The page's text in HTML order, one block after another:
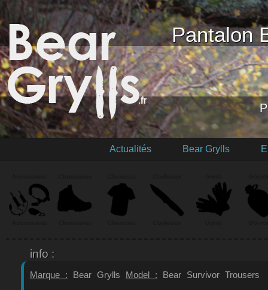
Pantalon
Actualités Bear Grylls
info :
Marque : Bear Grylls Model : Bear Survivor Trousers